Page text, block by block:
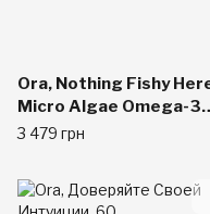
Ora, Nothing Fishy
Micro Algae Omega-3
Spray, 2 fl oz
3 479 грн